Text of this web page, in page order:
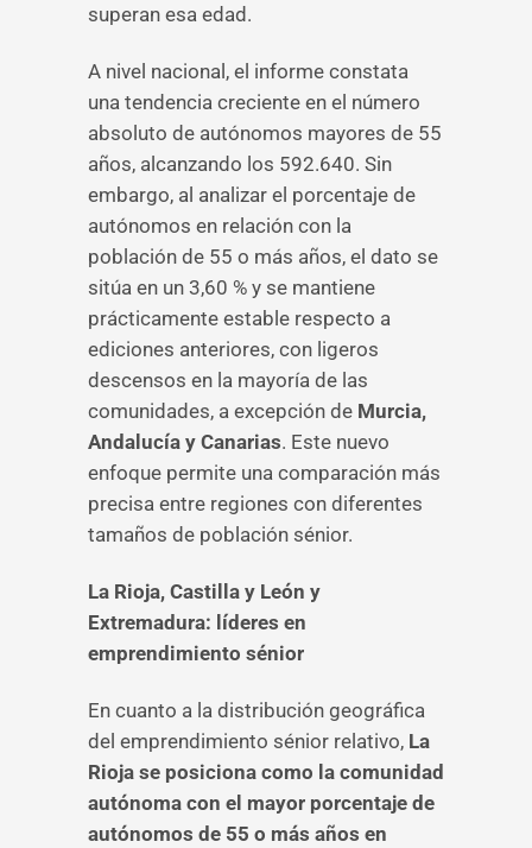
superan esa edad.
A nivel nacional, el informe constata
una tendencia creciente en el número
absoluto de autónomos mayores de 55
años, alcanzando los 592.640. Sin
embargo, al analizar el porcentaje de
autónomos en relación con la
población de 55 o más años, el dato se
sitúa en un 3,60 % y se mantiene
prácticamente estable respecto a
ediciones anteriores, con ligeros
descensos en la mayoría de las
comunidades, a excepción de Murcia,
Andalucía y Canarias. Este nuevo
enfoque permite una comparación más
precisa entre regiones con diferentes
tamaños de población sénior.
La Rioja, Castilla y León y
Extremadura: líderes en
emprendimiento sénior
En cuanto a la distribución geográfica
del emprendimiento sénior relativo, La
Rioja se posiciona como la comunidad
autónoma con el mayor porcentaje de
autónomos de 55 o más años en